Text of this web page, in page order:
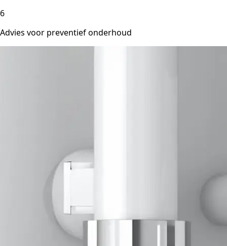
6
Advies voor preventief onderhoud